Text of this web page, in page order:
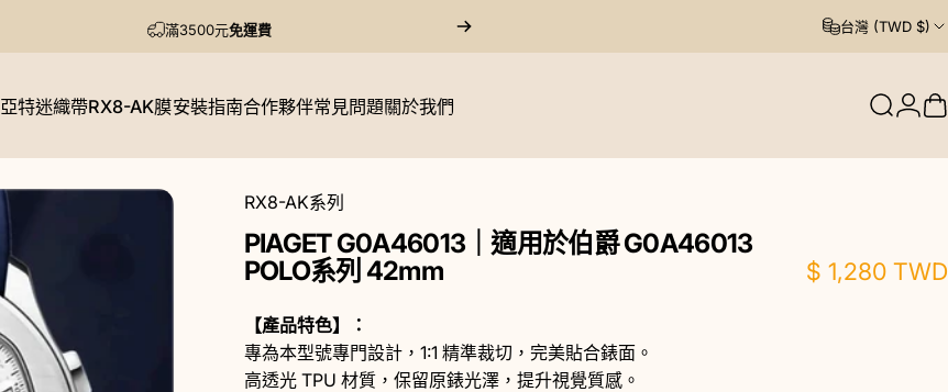
滿3500元免運費 台灣 (TWD $)
亞特迷織帶RX8-AK膜安裝指南合作夥伴常見問題關於我們
搜尋登入
RX8-AK系列
PIAGETG0A46013｜適用於伯爵G0A46013
POLO系列 42mm $ 1,280 TWD
【產品特色】：
專為本型號專門設計，1:1 精準裁切，完美貼合錶面。
高透光 TPU 材質，保留原錶光澤，提升視覺質感。